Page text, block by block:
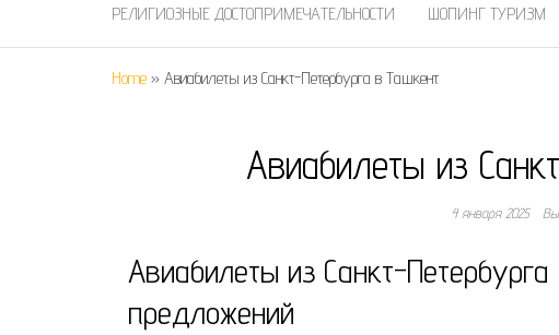
РЕЛИГИОЗНЫЕ ДОСТОПРИМЕЧАТЕЛЬНОСТИ ШОПИНГ ТУРИЗМ
Home » Авиабилеты из Санкт-Петербурга в Ташкент
Авиабилеты из
4 января 2025
Авиабилеты из Санкт-
предложений